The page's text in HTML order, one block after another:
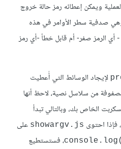
ويمكن إعطائه رمز حالة خروج
صدفية سطر الأوامر في هذه
- أي الرمز صفر- أم قابل خطأ -أي رمز
لإيجاد الوسائط التي أُعطيت
من سلاسل نصية، لاحظ أنها
الخاص بك، وبالتالي تبدأ
showargv.js على
، فستستطيع